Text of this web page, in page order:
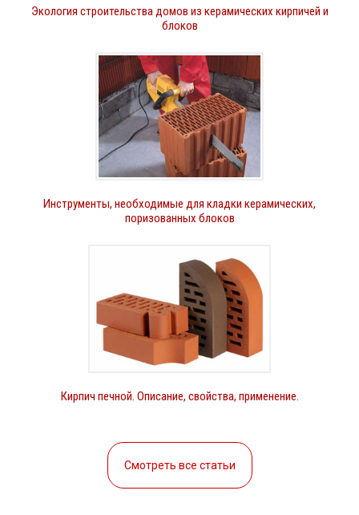
Экология строительства домов из керамических кирпичей и
блоков
Инструменты, необходимые для кладки керамических,
поризованных блоков
Кирпич печной. Описание, свойства, применение.
Смотреть все статьи